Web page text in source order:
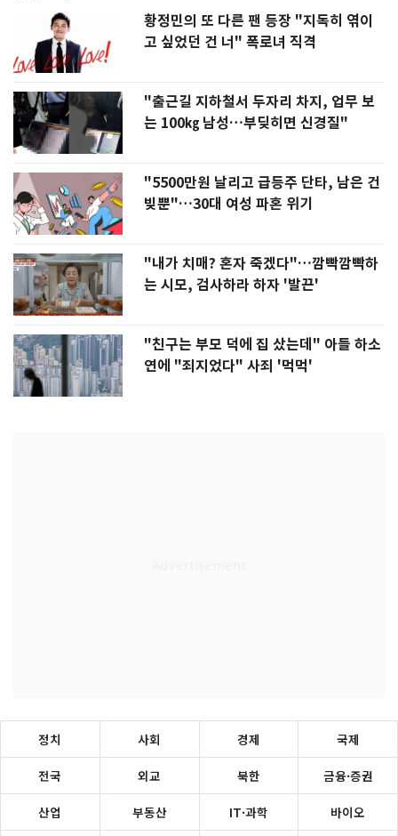
황정민의 또 다른 팬 등장 "지독히 엮이
고 싶었던 건 너" 폭로녀 직격
"출근길 지하철서 두자리 차지, 업무 보
는 100㎏ 남성…부딪히면 신경질"
"5500만원 날리고 급등주 단타, 남은 건
빚뿐"…30대 여성 파혼 위기
"내가 치매? 혼자 죽겠다"…깜빡깜빡하
는 시모, 검사하라 하자 '발끈'
"친구는 부모 덕에 집 샀는데" 아들 하소
연에 "죄지었다" 사죄 '먹먹'
정치 사회 경제 국제
전국 외교 북한 금융·증권
산업 부동산 IT·과학 바이오